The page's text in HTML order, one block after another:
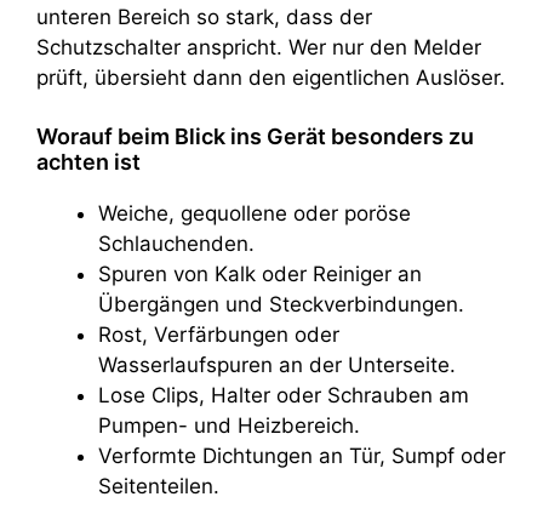
unteren Bereich so stark, dass der
Schutzschalter anspricht. Wer nur den Melder
prüft, übersieht dann den eigentlichen Auslöser.
Worauf beim Blick ins Gerät besonders zu
achten ist
Weiche, gequollene oder poröse
Schlauchenden.
Spuren von Kalk oder Reiniger an
Übergängen und Steckverbindungen.
Rost, Verfärbungen oder
Wasserlaufspuren an der Unterseite.
Lose Clips, Halter oder Schrauben am
Pumpen- und Heizbereich.
Verformte Dichtungen an Tür, Sumpf oder
Seitenteilen.